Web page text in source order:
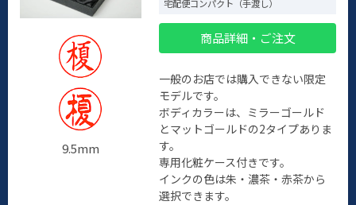
9.5mm
宅配便コンパクト（手渡し）
商品詳細・ご注文
一般のお店では購入できない限定
モデルです。
ボディカラーは、ミラーゴールド
とマットゴールドの2タイプありま
す。
専用化粧ケース付きです。
インクの色は朱・濃茶・赤茶から
選択できます。